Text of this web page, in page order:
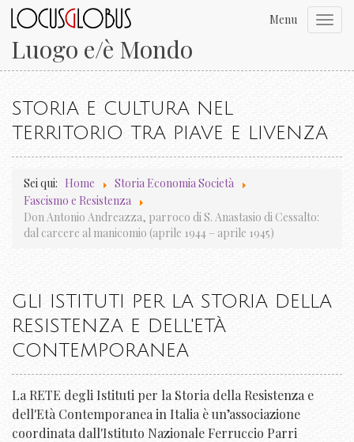
Luogo e/è Mondo
Menu
STORIA E CULTURA NEL
TERRITORIO TRA PIAVE E LIVENZA
Sei qui: Home
Storia Economia Società
Fascismo e Resistenza
Don Antonio Andreazza, parroco di S. Anastasio di Cessalto:
dal carcere al manicomio (aprile 1944 – aprile 1945)
GLI ISTITUTI PER LA STORIA DELLA
RESISTENZA E DELL'ETÀ
CONTEMPORANEA
La RETE degli Istituti per la Storia della Resistenza e
dell'Età Contemporanea in Italia è un’associazione
coordinata dall'Istituto Nazionale Ferruccio Parri